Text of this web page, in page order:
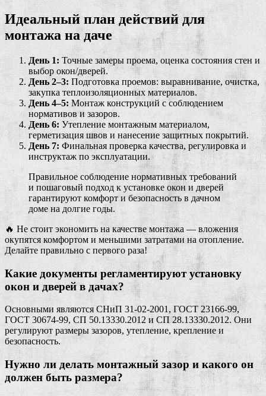
Идеальный план действий для
монтажа на даче
День 1: Точные замеры проема, оценка состояния стен и
выбор окон/дверей.
День 2–3: Подготовка проемов: выравнивание, очистка,
закупка теплоизоляционных материалов.
День 4–5: Монтаж конструкций с соблюдением
нормативов и зазоров.
День 6: Утепление монтажным материалом,
герметизация швов и нанесение защитных покрытий.
День 7: Финальная проверка качества, регулировка и
инструктаж по эксплуатации.
Правильное соблюдение нормативных требований
и пошаговый подход к установке окон и дверей
гарантируют комфорт и безопасность в дачном
доме на долгие годы.
🔥 Не стоит экономить на качестве монтажа — вложения
окупятся комфортом и меньшими затратами на отопление.
Делайте правильно с первого раза!
Какие документы регламентируют установку
окон и дверей в дачах?
Основными являются СНиП 31-02-2001, ГОСТ 23166-99,
ГОСТ 30674-99, СП 50.13330.2012 и СП 28.13330.2012. Они
регулируют размеры зазоров, утепление, крепление и
безопасность.
Нужно ли делать монтажный зазор и какого он
должен быть размера?